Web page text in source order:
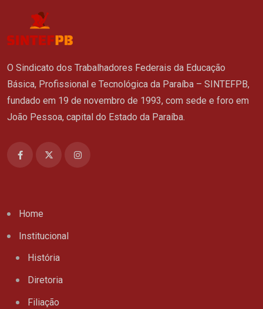
O Sindicato dos Trabalhadores Federais da Educação
Básica, Profissional e Tecnológica da Paraíba – SINTEFPB,
fundado em 19 de novembro de 1993, com sede e foro em
João Pessoa, capital do Estado da Paraíba.
Home
Institucional
História
Diretoria
Filiação